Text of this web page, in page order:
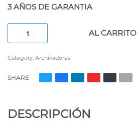
3 AÑOS DE GARANTIA
AL CARRITO
Category: Archivadores
SHARE
DESCRIPCIÓN